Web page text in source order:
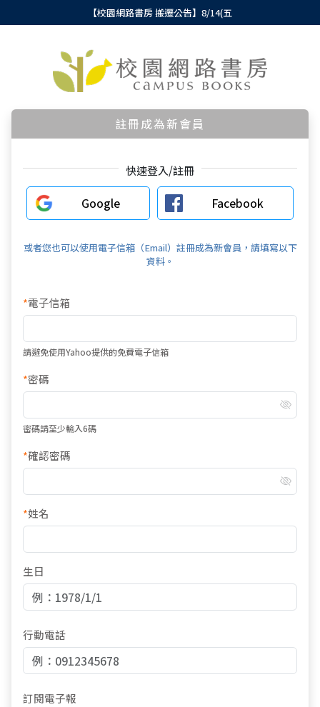
【校園網路書房 搬遷公告】8/14(五
註冊成為新會員
快速登入/註冊
Google Facebook
或者您也可以使用電子信箱（Email）註冊成為新會員，請填寫以下
資料。
*電子信箱
請避免使用Yahoo提供的免費電子信箱
*密碼
密碼請至少輸入6碼
*確認密碼
*姓名
生日
行動電話
訂閱電子報